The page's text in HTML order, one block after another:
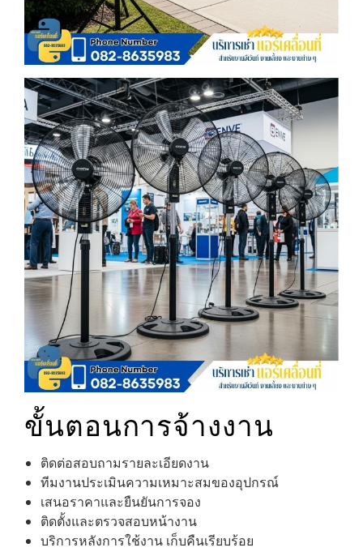
ขั้นตอนการจ้างงาน
ติดต่อสอบถามรายละเอียดงาน
ทีมงานประเมินความเหมาะสมของอุปกรณ์
เสนอราคาและยืนยันการจอง
ติดตั้งและตรวจสอบหน้างาน
บริการหลังการใช้งาน เก็บคืนเรียบร้อย